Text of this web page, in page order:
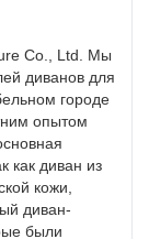
Co., Ltd. Мы
диванов для
городе
опытом
как диван из
кожи,
диван-
были